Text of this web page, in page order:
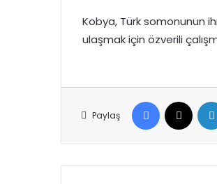
Kobya, Türk somonunun
ulaşmak için özverili
Paylaş
Facebook